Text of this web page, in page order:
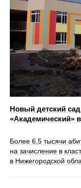
Новый детский
«Академический»
Более 6,5 тысячи
на зачисление в
в Нижегородской